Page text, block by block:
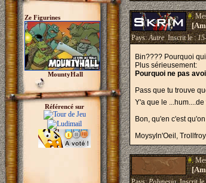
Ze Figurines
MountyHall
Référencé sur
#.
Pays:AutreInscrit le :
Bin???? Pourquoi
Plus sérieusement:
Pourquoi ne pas
Pass que tu trouve
Y'a que le
Bon, qu'en c'est
Moysyln'Oeil,
#.